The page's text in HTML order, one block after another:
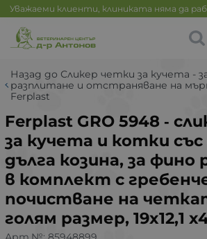
Уважаеми клиенти, клиниката няма да
Назад до Сликер четки за кучета -
разплитане и отстраняване на
Ferplast
Ferplast GRO 5948 ‐
за кучета и котки със
дълга козина, за фино
в комплект с
почистване на
голям размер, 19x12,1